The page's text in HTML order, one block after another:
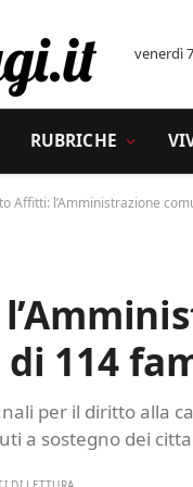
venerdì
RUBRICHE
Affitti: l’Amministrazione
114
per il diritto alla
a sostegno dei